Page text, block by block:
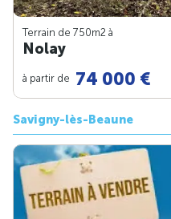
Terrain de 750m2 à
Nolay
à partir de 74 000 €
Savigny-lès-Beaune